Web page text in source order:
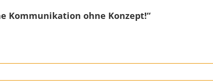
Kommunikation ohne Konzept!“